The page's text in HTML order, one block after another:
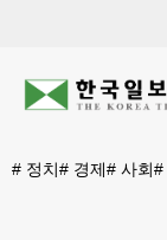
# 정치# 경제# 사회#